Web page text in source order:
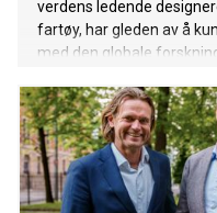
verdens ledende
fartøy, har gleden av å
med den globale
designet VARD 9 42.
millioner euro. Dette er
har sikret for ett enkelt
ordren av sitt slag